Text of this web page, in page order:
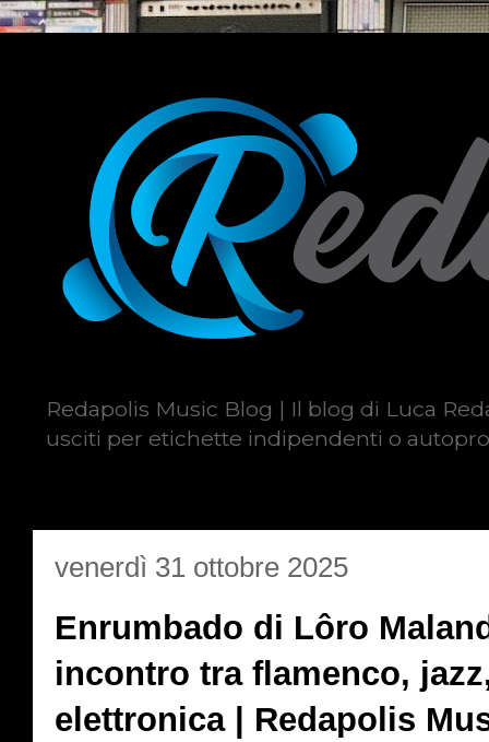
Redapolis Music Blog | Il blog di Luca
usciti per etichette indipendenti o
venerdì 31 ottobre 2025
Enrumbado di Lôro
incontro tra flamenco,
elettronica | Redapolis